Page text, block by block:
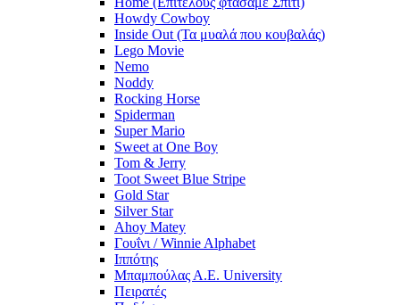
Howdy Cowboy
Inside Out (Τα μυαλά που κουβαλάς)
Lego Movie
Nemo
Noddy
Rocking Horse
Spiderman
Super Mario
Sweet at One Boy
Tom & Jerry
Toot Sweet Blue Stripe
Gold Star
Silver Star
Ahoy Matey
Γουΐνι / Winnie Alphabet
Ιππότης
Μπαμπούλας Α.Ε. University
Πειρατές